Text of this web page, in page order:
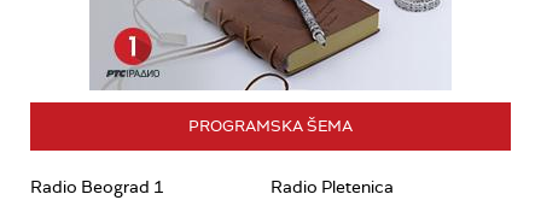
PROGRAMSKA ŠEMA
Radio Beograd 1 Radio Pletenica